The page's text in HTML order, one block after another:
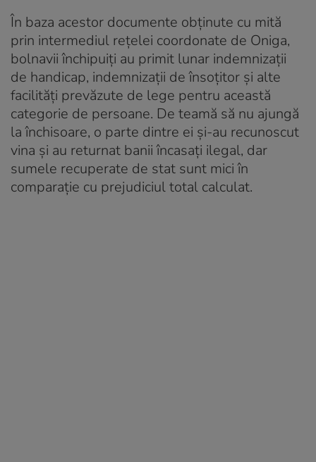
În baza acestor documente obținute cu mită
prin intermediul rețelei coordonate de Oniga,
bolnavii închipuiți au primit lunar indemnizaţii
de handicap, indemnizaţii de însoţitor şi alte
facilităţi prevăzute de lege pentru această
categorie de persoane. De teamă să nu ajungă
la închisoare, o parte dintre ei și-au recunoscut
vina și au returnat banii încasați ilegal, dar
sumele recuperate de stat sunt mici în
comparație cu prejudiciul total calculat.